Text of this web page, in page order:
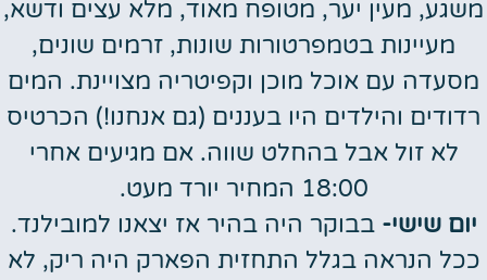
משגע, מעין יער, מטופח מאוד, מלא עצים ודשא,
מעיינות בטמפרטורות שונות, זרמים שונים,
מסעדה עם אוכל מוכן וקפיטריה מצויינת. המים
רדודים והילדים היו בעננים (גם אנחנו!) הכרטיס
לא זול אבל בהחלט שווה. אם מגיעים אחרי
18:00 המחיר יורד מעט.
יום שישי- בבוקר היה בהיר אז יצאנו למובילנד.
ככל הנראה בגלל התחזית הפארק היה ריק, לא